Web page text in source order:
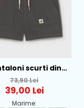
scurti din
pentru baieti
Coal - 1218-63
73,90 Lei
39,00 Lei
Marime: